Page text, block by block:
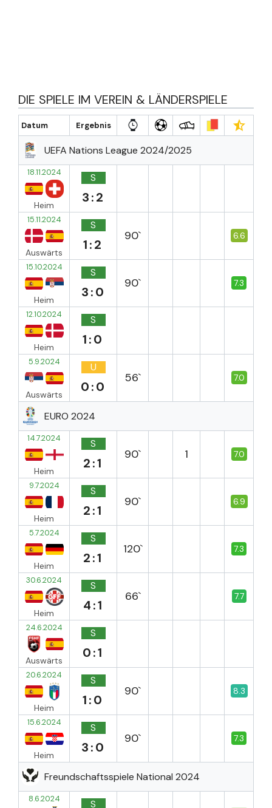
DIE SPIELE IM VEREIN & LÄNDERSPIELE
Datum Ergebnis
UEFA Nations League 2024/2025
18.11.2024
Heim
S
3:2
15.11.2024
Auswärts
S
1:2
90` 6.6
15.10.2024
Heim
S
3:0
90` 7.3
12.10.2024
Heim
S
1:0
5.9.2024
Auswärts
U
0:0
56` 7.0
EURO 2024
14.7.2024
Heim
S
2:1
90` 1 7.0
9.7.2024
Heim
S
2:1
90` 6.9
5.7.2024
Heim
S
2:1
120` 7.3
30.6.2024
Heim
S
4:1
66` 7.7
24.6.2024
Auswärts
S
0:1
20.6.2024
Heim
S
1:0
90` 8.3
15.6.2024
Heim
S
3:0
90` 7.3
Freundschaftsspiele National 2024
8.6.2024 S